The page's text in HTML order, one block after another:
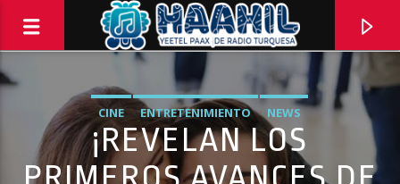
CINE ENTRETENIMIENTO NEWS
¡REVELAN LOS